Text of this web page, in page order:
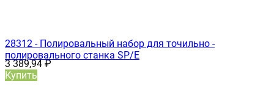
28312 - Полировальный набор для точильно -
полировального станка SP/Е
3 389,94₽
Купить